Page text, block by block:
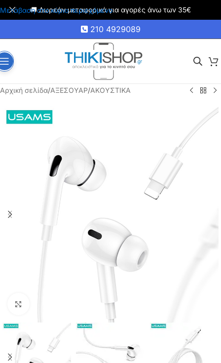
Μετάβαση στο κύριο περιεχόμενο
🚚 Δωρεάν μεταφορικά για αγορές άνω των 35€
210 4929089
Αρχική σελίδα/ΑΞΕΣΟΥΑΡ/ΑΚΟΥΣΤΙΚΑ